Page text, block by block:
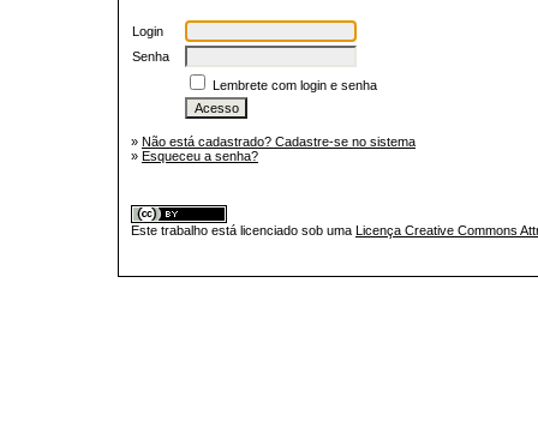
Login
Senha
Lembrete com login e senha
» Não está cadastrado? Cadastre-se no sistema
» Esqueceu a senha?
Este trabalho está licenciado sob uma Licença Creative Commons